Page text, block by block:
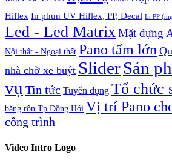
Hiflex In phun UV Hiflex, PP, Decal In PP
Led - Led MatrixMặt dựng
Nội thất - Ngoại thất Pano tấm lớn
nhà chờ xe buýt SliderSản
vụ Tin tức Tuyển dụng Tổ chức
băng rôn Tp.Đồng Hới Vị trí Pano
công trình
Video Intro Logo